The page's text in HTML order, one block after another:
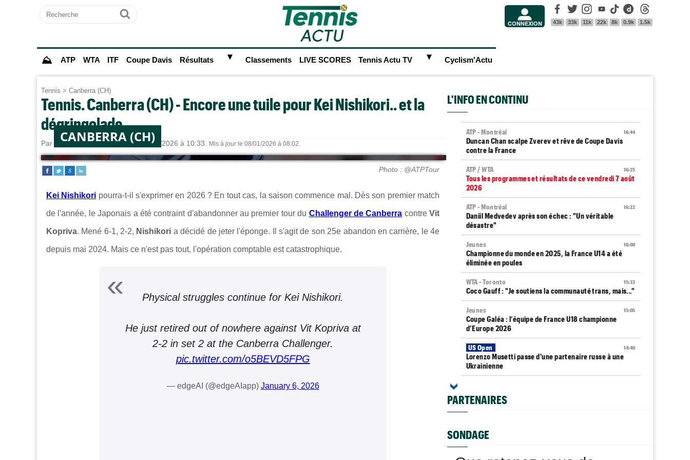
Recherche
Ok CONNEXION
Facebook
43k
Twitter
33k
Instagram
11k
Youtube
22k
Tik Tok
8k
Dailymotion
0.9k 1.5k
⛰ ATP WTA ITF Coupe Davis Résultats ► Classements LIVE SCORES Tennis Actu TV ► Cyclism'Actu
Tennis > Canberra (CH)
Tennis. Canberra (CH) - Encore une tuile pour Kei Nishikori.. et la
dégringolade
Par Alexandre HERCHEUXle 07/01/2026 à 10:33. Mis à jour le 08/01/2026 à 08:02.
CANBERRA (CH)
Photo : @ATPTour
Kei Nishikori pourra-t-il s'exprimer en 2026 ? En tout cas, la saison commence mal. Dès son premier match
de l'année, le Japonais a été contraint d'abandonner au premier tour du Challenger de Canberra contre Vit
Kopriva. Mené 6-1, 2-2, Nishikori a décidé de jeter l'éponge. Il s'agit de son 25e abandon en carrière, le 4e
depuis mai 2024. Mais ce n'est pas tout, l'opération comptable est catastrophique.
Physical struggles continue for Kei Nishikori.
He just retired out of nowhere against Vit Kopriva at
2-2 in set 2 at the Canberra Challenger.
pic.twitter.com/o5BEVD5FPG
— edgeAI (@edgeAIapp) January 6, 2026
L'INFO EN CONTINU
16:44
ATP - Montréal
Duncan Chan scalpe Zverev et rêve de Coupe Davis
contre la France
16:25
ATP / WTA
Tous les programmes et résultats de ce vendredi 7 août
2026
16:22
ATP - Montréal
Daniil Medvedev après son échec : "Un véritable
désastre"
16:00
Jeunes
Championne du monde en 2025, la France U14 a été
éliminée en poules
15:33
WTA - Toronto
Coco Gauff : "Je soutiens la communauté trans, mais..."
15:05
Jeunes
Coupe Galéa : l’équipe de France U18 championne
d’Europe 2026
14:40
US Open
Lorenzo Musetti passe d'une partenaire russe à une
Ukrainienne
Alcaraz
Aryna Sabalenka, une cadence plus vue depuis Serena
Williams
PARTENAIRES
SONDAGE